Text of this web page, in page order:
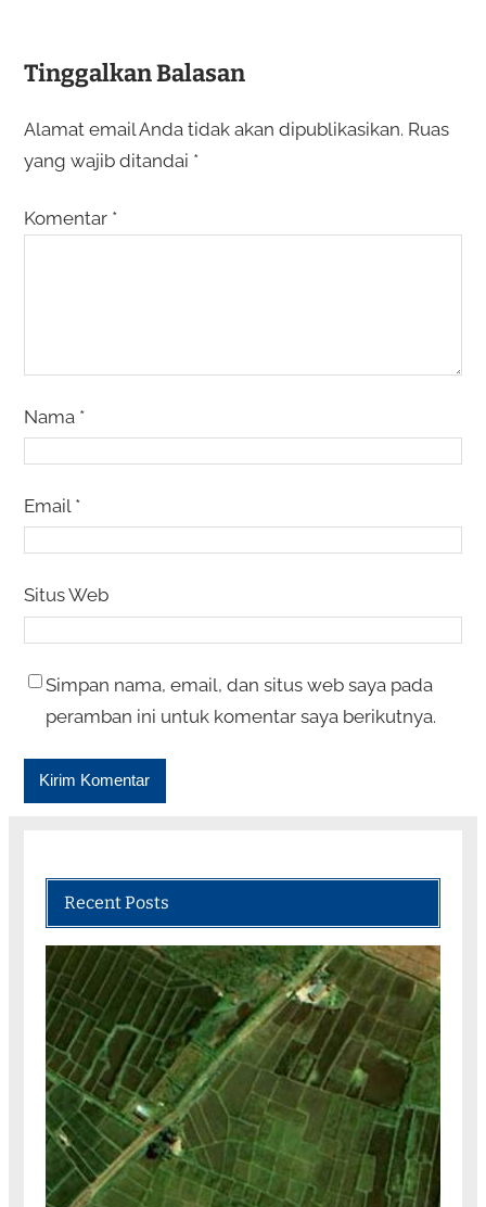
Tinggalkan Balasan
Alamat email Anda tidak akan dipublikasikan. Ruas
yang wajib ditandai *
Komentar *
Nama *
Email *
Situs Web
Simpan nama, email, dan situs web saya pada
peramban ini untuk komentar saya berikutnya.
Recent Posts